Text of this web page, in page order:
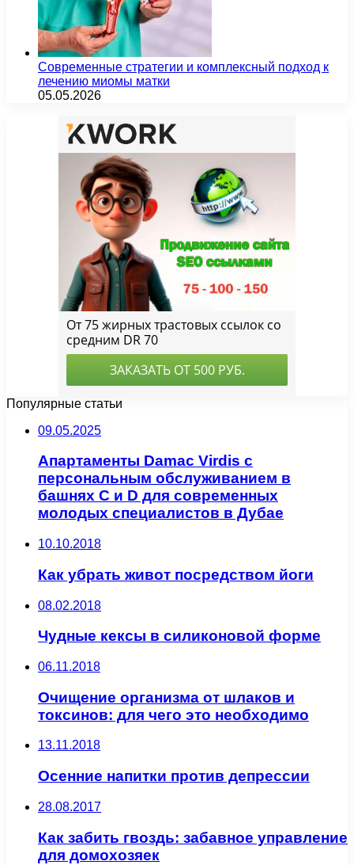
Современные стратегии и комплексный подход к
лечению миомы матки
05.05.2026
Популярные статьи
09.05.2025
Апартаменты Damac Virdis с
персональным обслуживанием в
башнях C и D для современных
молодых специалистов в Дубае
10.10.2018
Как убрать живот посредством йоги
08.02.2018
Чудные кексы в силиконовой форме
06.11.2018
Очищение организма от шлаков и
токсинов: для чего это необходимо
13.11.2018
Осенние напитки против депрессии
28.08.2017
Как забить гвоздь: забавное управление
для домохозяек